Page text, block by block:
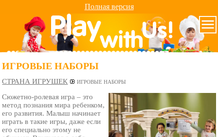
Полная версия
ИГРОВЫЕ НАБОРЫ
СТРАНА ИГРУШЕК ИГРОВЫЕ НАБОРЫ
Сюжетно-ролевая игра – это
метод познания мира ребенком,
его развития. Малыш начинает
играть в такие игры, даже если
его специально этому не